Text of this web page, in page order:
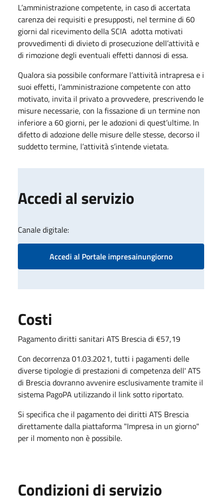
L’amministrazione competente, in caso di accertata
carenza dei requisiti e presupposti, nel termine di 60
giorni dal ricevimento della SCIA adotta motivati
provvedimenti di divieto di prosecuzione dell’attività e
di rimozione degli eventuali effetti dannosi di essa.
Qualora sia possibile conformare l’attività intrapresa e i
suoi effetti, l’amministrazione competente con atto
motivato, invita il privato a provvedere, prescrivendo le
misure necessarie, con la fissazione di un termine non
inferiore a 60 giorni, per le adozioni di quest’ultime. In
difetto di adozione delle misure delle stesse, decorso il
suddetto termine, l’a​ttività​ s’intende vietata.
Accedi al servizio
Canale digitale:
Accedi al Portale impresainungiorno
Costi
Pagamento diritti sanitari ATS Brescia di €57,19
Con decorrenza 01.03.2021, tutti i pagamenti delle
diverse tipologie di prestazioni di competenza dell' ATS
di Brescia dovranno avvenire esclusivamente tramite il
sistema PagoPA utilizzando il link sotto riportato.
Si specifica che il pagamento dei diritti ATS Brescia
direttamente dalla piattaforma "Impresa in un giorno"
per il momento non è possibile.
Condizioni di servizio